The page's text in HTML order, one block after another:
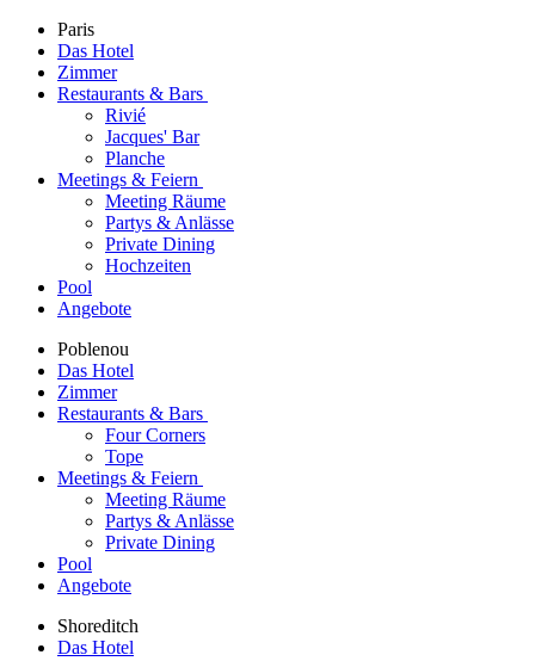
Paris
Das Hotel
Zimmer
Restaurants & Bars
Rivié
Jacques' Bar
Planche
Meetings & Feiern
Meeting Räume
Partys & Anlässe
Private Dining
Hochzeiten
Pool
Angebote
Poblenou
Das Hotel
Zimmer
Restaurants & Bars
Four Corners
Tope
Meetings & Feiern
Meeting Räume
Partys & Anlässe
Private Dining
Pool
Angebote
Shoreditch
Das Hotel